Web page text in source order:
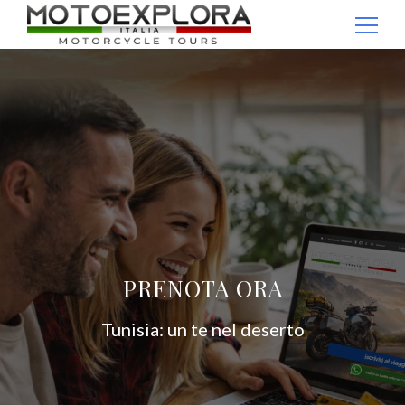
PRENOTA ORA
Tunisia: un te nel deserto
Passaggio